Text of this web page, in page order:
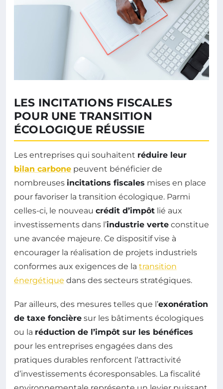
LES INCITATIONS FISCALES
POUR UNE TRANSITION
ÉCOLOGIQUE RÉUSSIE
Les entreprises qui souhaitent réduire leur
bilan carbone peuvent bénéficier de
nombreuses incitations fiscales mises en place
pour favoriser la transition écologique. Parmi
celles-ci, le nouveau crédit d’impôt lié aux
investissements dans l’industrie verte constitue
une avancée majeure. Ce dispositif vise à
encourager la réalisation de projets industriels
conformes aux exigences de la transition
énergétique dans des secteurs stratégiques.
Par ailleurs, des mesures telles que l’exonération
de taxe foncière sur les bâtiments écologiques
ou la réduction de l’impôt sur les bénéfices
pour les entreprises engagées dans des
pratiques durables renforcent l’attractivité
d’investissements écoresponsables. La fiscalité